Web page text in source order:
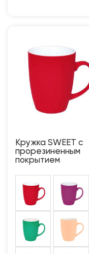
Кружка SWEET с
прорезиненным
покрытием